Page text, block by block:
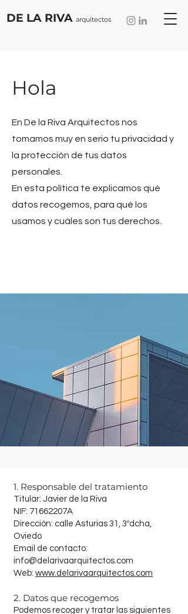
DE LA RIVA arquitectos
Hola
En De la Riva Arquitectos nos
tomamos muy en serio tu privacidad y
la protección de tus datos
personales.
En esta política te explicamos qué
datos recogemos, para qué los
usamos y cuáles son tus derechos.
1. Responsable del tratamiento
Titular: Javier de la Riva
NIF: 71662207A
Dirección: calle Asturias 31, 3ºdcha,
Oviedo
Email de contacto:
info@delarivaarquitectos.com
Web: www.delarivaarquitectos.com
2. Datos que recogemos
Podemos recoger y tratar las siguientes